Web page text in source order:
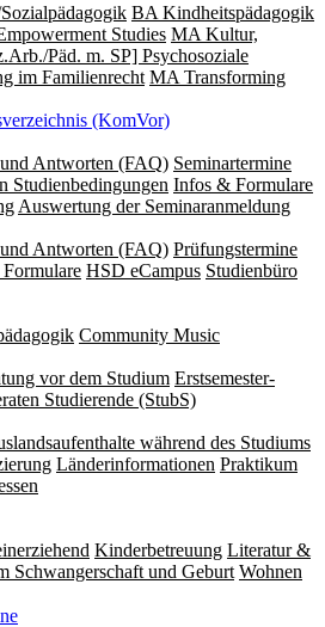
BA Kindheitspädagogik
Studies MA Kultur,
Päd. m. SP] Psychosoziale
im Fami­lien­recht MA Transforming
(KomVor)
Antworten (FAQ) Seminartermine
Studienbedingungen Infos & Formulare
Auswertung der Seminaranmeldung
Antworten (FAQ) Prüfungstermine
HSD eCampus Studienbüro
Community Music
vor dem Studium Erstsemester-
Studierende (StubS)
während des Studiums
Länderinformationen Praktikum
Kinderbetreuung Literatur &
Schwangerschaft und Geburt Wohnen